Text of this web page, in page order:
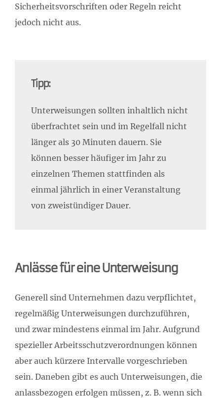
Sicherheitsvorschriften oder Regeln reicht
jedoch nicht aus.
Tipp:
Unterweisungen sollten inhaltlich nicht
überfrachtet sein und im Regelfall nicht
länger als 30 Minuten dauern. Sie
können besser häufiger im Jahr zu
einzelnen Themen stattfinden als
einmal jährlich in einer Veranstaltung
von zweistündiger Dauer.
Anlässe für eine Unterweisung
Generell sind Unternehmen dazu verpflichtet,
regelmäßig Unterweisungen durchzuführen,
und zwar mindestens einmal im Jahr. Aufgrund
spezieller Arbeitsschutzverordnungen können
aber auch kürzere Intervalle vorgeschrieben
sein. Daneben gibt es auch Unterweisungen, die
anlassbezogen erfolgen müssen, z. B. wenn sich